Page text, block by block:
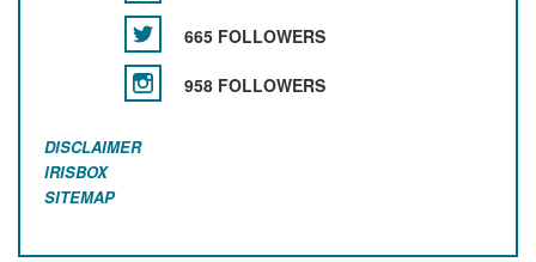
665 FOLLOWERS
958 FOLLOWERS
DISCLAIMER
IRISBOX
SITEMAP